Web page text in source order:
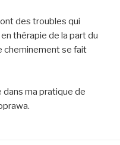
des troubles qui
thérapie de la part du
cheminement se fait
ma pratique de